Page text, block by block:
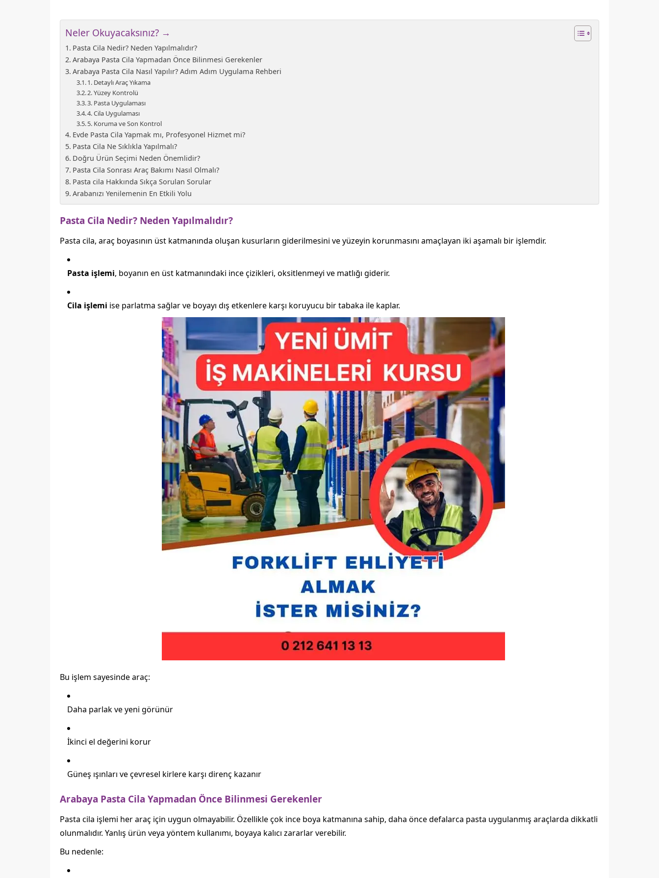
Neler Okuyacaksınız? →
Pasta Cila Nedir? Neden Yapılmalıdır?
Arabaya Pasta Cila Yapmadan Önce Bilinmesi Gerekenler
Arabaya Pasta Cila Nasıl Yapılır? Adım Adım Uygulama Rehberi
1. Detaylı Araç Yıkama
2. Yüzey Kontrolü
3. Pasta Uygulaması
4. Cila Uygulaması
5. Koruma ve Son Kontrol
Evde Pasta Cila Yapmak mı, Profesyonel Hizmet mi?
Pasta Cila Ne Sıklıkla Yapılmalı?
Doğru Ürün Seçimi Neden Önemlidir?
Pasta Cila Sonrası Araç Bakımı Nasıl Olmalı?
Pasta cila Hakkında Sıkça Sorulan Sorular
Arabanızı Yenilemenin En Etkili Yolu
Pasta Cila Nedir? Neden Yapılmalıdır?
Pasta cila, araç boyasının üst katmanında oluşan kusurların giderilmesini ve yüzeyin korunmasını amaçlayan iki aşamalı bir işlemdir.
Pasta işlemi, boyanın en üst katmanındaki ince çizikleri, oksitlenmeyi ve matlığı giderir.
Cila işlemi ise parlatma sağlar ve boyayı dış etkenlere karşı koruyucu bir tabaka ile kaplar.
Bu işlem sayesinde araç:
Daha parlak ve yeni görünür
İkinci el değerini korur
Güneş ışınları ve çevresel kirlere karşı direnç kazanır
Arabaya Pasta Cila Yapmadan Önce Bilinmesi Gerekenler
Pasta cila işlemi her araç için uygun olmayabilir. Özellikle çok ince boya katmanına sahip, daha önce defalarca pasta uygulanmış araçlarda dikkatli
olunmalıdır. Yanlış ürün veya yöntem kullanımı, boyaya kalıcı zararlar verebilir.
Bu nedenle: